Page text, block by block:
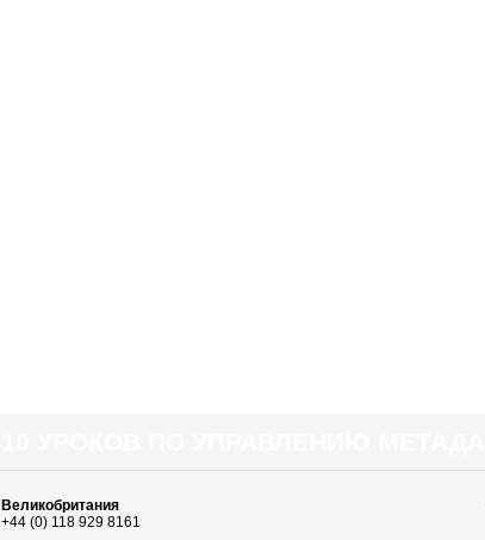
Великобритания
+44 (0) 118 929 8161